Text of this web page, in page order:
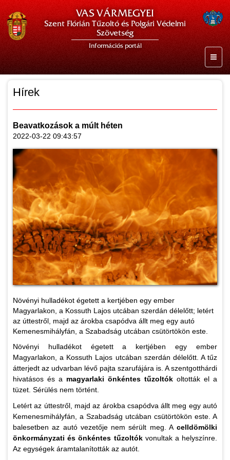
VAS VÁRMEGYEI
Szent Flórián Tűzoltó és Polgári Védelmi
Szövetség
Információs portál
Hírek
Beavatkozások a múlt héten
2022-03-22 09:43:57
Növényi hulladékot égetett a kertjében egy ember
Magyarlakon, a Kossuth Lajos utcában szerdán délelőtt; letért
az úttestről, majd az árokba csapódva állt meg egy autó
Kemenesmihályfán, a Szabadság utcában csütörtökön este.
Növényi hulladékot égetett a kertjében egy ember
Magyarlakon, a Kossuth Lajos utcában szerdán délelőtt. A tűz
átterjedt az udvarban lévő pajta szarufájára is. A szentgotthárdi
hivatásos és a magyarlaki önkéntes tűzoltók oltották el a
tüzet. Sérülés nem történt.
Letért az úttestről, majd az árokba csapódva állt meg egy autó
Kemenesmihályfán, a Szabadság utcában csütörtökön este. A
balesetben az autó vezetője nem sérült meg. A celldömölki
önkormányzati és önkéntes tűzoltók vonultak a helyszínre.
Az egységek áramtalanították az autót.